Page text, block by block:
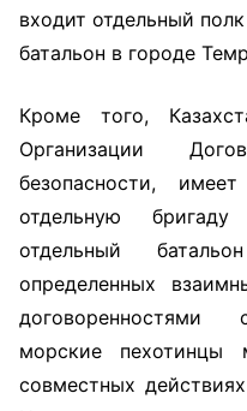
входит отдельный
батальон в городе
Кроме того,
Организации
безопасности,
отдельную
отдельный
определенных
договоренностями
морские пехотинцы
совместных